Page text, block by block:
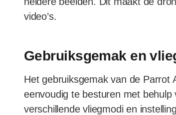
video’s.
Gebruiksgemak en
Het gebruiksgemak van de Parrot
eenvoudig te besturen met
verschillende vliegmodi en